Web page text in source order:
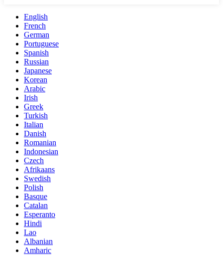
English
French
German
Portuguese
Spanish
Russian
Japanese
Korean
Arabic
Irish
Greek
Turkish
Italian
Danish
Romanian
Indonesian
Czech
Afrikaans
Swedish
Polish
Basque
Catalan
Esperanto
Hindi
Lao
Albanian
Amharic